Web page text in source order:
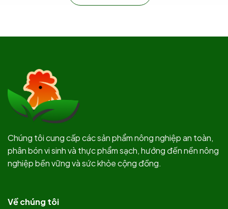
Chúng tôi cung cấp các sản phẩm nông nghiệp an toàn,
phân bón vi sinh và thực phẩm sạch, hướng đến nền nông
nghiệp bền vững và sức khỏe cộng đồng.
Về chúng tôi